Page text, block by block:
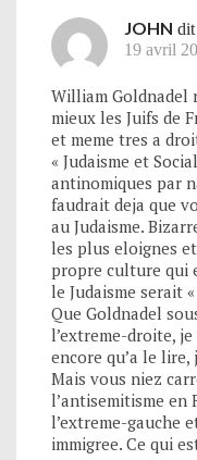
JOHN dit
19 avril
William Goldnadel
mieux les Juifs de
et meme tres a
« Judaisme et
antinomiques par
faudrait deja que
au Judaisme.
les plus eloignes
propre culture qui
le Judaisme serait
Que Goldnadel
l’extreme-droite,
encore qu’a le lire,
Mais vous niez
l’antisemitisme en
l’extreme-gauche
immigree. Ce qui